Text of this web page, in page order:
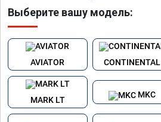
Выберите вашу модель:
AVIATOR CONTINENTAL
MARK LT
MKC